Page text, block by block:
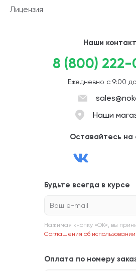
Лицензия
Наши
8 (800)
Ежедневно с 9:00
Наши
Оставайтесь на
Будьте всегда в курсе
Ваш e-mail
Нажимая кнопку «ОК», вы
Соглашения об использовании
Оплата по номеру